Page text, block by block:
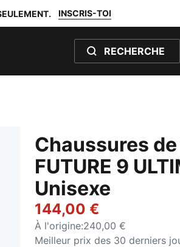
INSCRIS-TOI
RECHERCHE
Chaussures
FUTURE 9
Unisexe
144,00 €
À l'origine:240,00 €
Meilleur prix des 30 derniers